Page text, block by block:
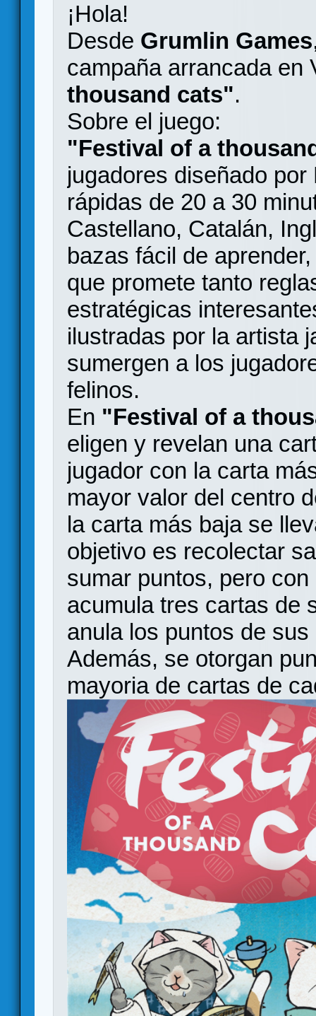
¡Hola!
Desde Grumlin Games
campaña arrancada en
thousand cats".
Sobre el juego:
"Festival of a
jugadores diseñado
rápidas de 20 a 30
Castellano, Catalán,
bazas fácil de
que promete tanto
estratégicas
ilustradas por la artista
sumergen a los
felinos.
En "Festival of a
eligen y revelan una
jugador con la carta
mayor valor del centro
la carta más baja se
objetivo es recolectar
sumar puntos, pero
acumula tres cartas de
anula los puntos de
Además, se otorgan
mayoria de cartas de